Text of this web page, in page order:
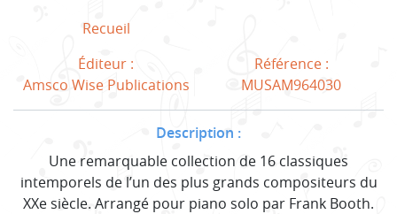
Recueil
Éditeur :
Amsco Wise Publications
Référence :
MUSAM964030
Description :
Une remarquable collection de 16 classiques
intemporels de l’un des plus grands compositeurs du
XXe siècle. Arrangé pour piano solo par Frank Booth.